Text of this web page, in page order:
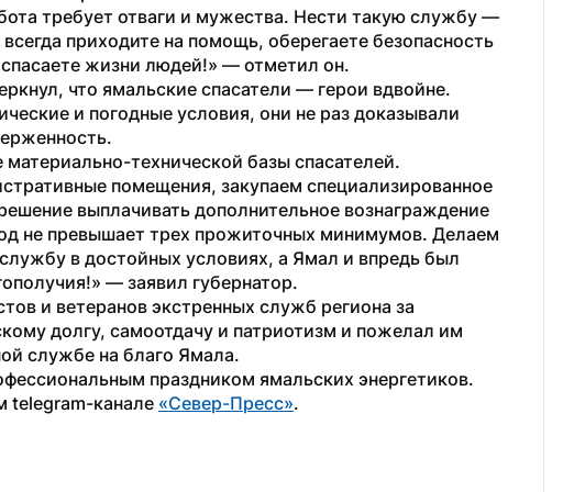
требует отваги и мужества. Нести такую службу —
приходите на помощь, оберегаете безопасность
жизни людей!» — отметил он.
что ямальские спасатели — герои вдвойне.
и погодные условия, они не раз доказывали
технической базы спасателей.
помещения, закупаем специализированное
выплачивать дополнительное вознаграждение
не превышает трех прожиточных минимумов. Делаем
в достойных условиях, а Ямал и впредь был
— заявил губернатор.
и ветеранов экстренных служб региона за
долгу, самоотдачу и патриотизм и пожелал им
службе на благо Ямала.
праздником ямальских энергетиков.
telegram-канале «Север-Пресс».